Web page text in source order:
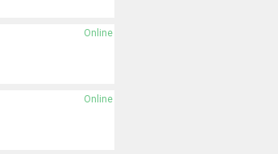
Online
Online